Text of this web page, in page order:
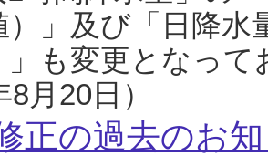
）」及び「日降
」も変更となっ
8月20日）
正の過去のお